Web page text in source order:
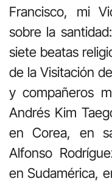
Francisco, mi
sobre la
siete beatas
de la Visitación
y compañeros
Andrés Kim
en Corea, en
Alfonso
en Sudamérica,